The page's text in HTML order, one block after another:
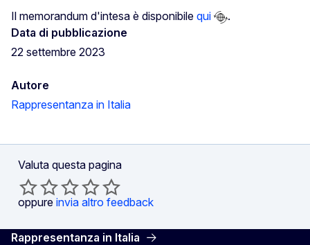
Il memorandum d'intesa è disponibile qui
.
Data di pubblicazione
22 settembre 2023
Autore
Rappresentanza in Italia
Valuta questa pagina
oppure invia altro feedback
Rappresentanza in Italia